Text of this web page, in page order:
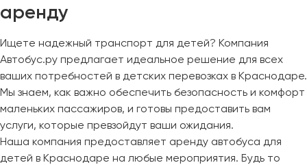
аренду
Ищете надежный транспорт для детей? Компания
Автобус.ру предлагает идеальное решение для всех
ваших потребностей в детских перевозках в Краснодаре.
Мы знаем, как важно обеспечить безопасность и комфорт
маленьких пассажиров, и готовы предоставить вам
услуги, которые превзойдут ваши ожидания.
Наша компания предоставляет аренду автобуса для
детей в Краснодаре на любые мероприятия. Будь то